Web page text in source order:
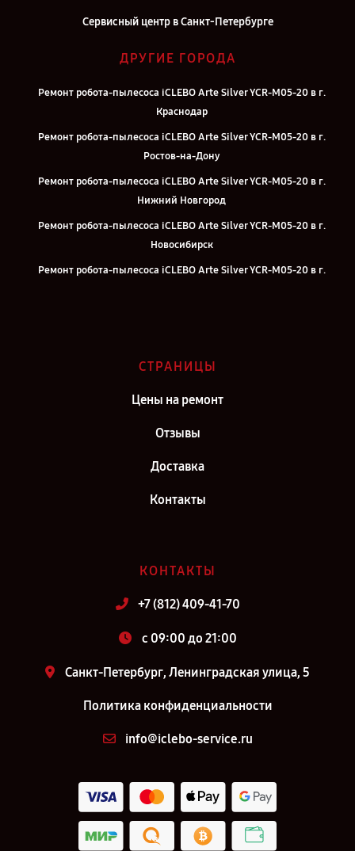
Сервисный центр в Санкт-Петербурге
ДРУГИЕ ГОРОДА
Ремонт робота-пылесоса iCLEBO Arte Silver YCR-M05-20 в г.
Краснодар
Ремонт робота-пылесоса iCLEBO Arte Silver YCR-M05-20 в г.
Ростов-на-Дону
Ремонт робота-пылесоса iCLEBO Arte Silver YCR-M05-20 в г.
Нижний Новгород
Ремонт робота-пылесоса iCLEBO Arte Silver YCR-M05-20 в г.
Новосибирск
Ремонт робота-пылесоса iCLEBO Arte Silver YCR-M05-20 в г.
Ремонт робота-пылесоса iCLEBO Arte Silver YCR-M05-20 в г.
Ремонт робота-пылесоса iCLEBO Arte Silver YCR-M05-20 в г.
Саратов
Ремонт робота-пылесоса iCLEBO Arte Silver YCR-M05-20 в г.
СТРАНИЦЫ
Цены на ремонт
Отзывы
Доставка
Контакты
КОНТАКТЫ
+7 (812) 409-41-70
c 09:00 до 21:00
Санкт-Петербург, Ленинградская улица, 5
Политика конфиденциальности
info@iclebo-service.ru